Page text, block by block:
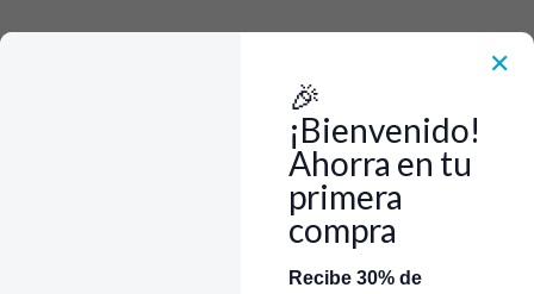
✕
🎉
¡Bienvenido!
Ahorra en tu
primera
compra
Recibe 30% de
TiendaTécnicos Autorizados
Repuestos Para Lavadoras Whirlpool
Picaporte Para Lavadora Whirlpool
Picaporte Lavadora Whirlpool WP8540221 CR440044 | Repuestos
para Lavadora